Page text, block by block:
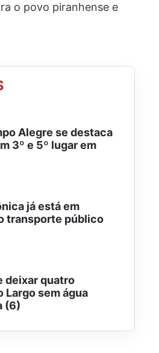
o povo piranhense e
Alegre se destaca
3º e 5º lugar em
já está em
transporte público
deixar quatro
Largo sem água
(6)